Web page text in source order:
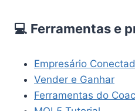
💻 Ferramentas e
Empresário
Vender e Ganhar
Ferramentas do